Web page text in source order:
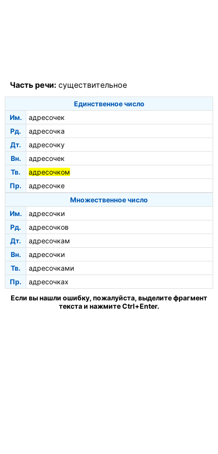
Часть речи: существительное
Единственное число
Им.
адресочек
Рд.
адресочка
Дт.
адресочку
Вн.
адресочек
Тв.
адресочком
Пр.
адресочке
Множественное число
Им.
адресочки
Рд.
адресочков
Дт.
адресочкам
Вн.
адресочки
Тв.
адресочками
Пр.
адресочках
Если вы нашли ошибку, пожалуйста, выделите фрагмент
текста и нажмите Ctrl+Enter.